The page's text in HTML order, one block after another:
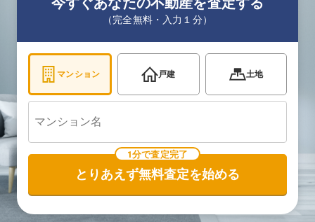
（完全無料・入力１分）
マンション 戸建 土地
1分で査定完了
とりあえず無料査定を始める